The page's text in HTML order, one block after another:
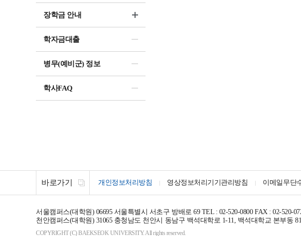
장학금 안내
학자금대출
병무(예비군) 정보
학사FAQ
바로가기 개인정보처리방침 영상정보처리기기관리방침 이메일무단
서울캠퍼스(대학원) 06695 서울특별시 서초구 방배로 69 TEL : 02-520-0800 FAX : 02-520-
천안캠퍼스(대학원) 31065 충청남도 천안시 동남구 백석대학로 1-11, 백석대학교 본부동
COPYRIGHT (C) BAEKSEOK UNIVERSITY. All rights reserved.